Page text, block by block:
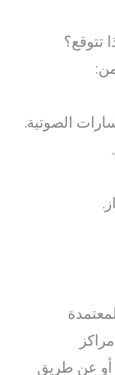
تتوقع؟
الصوتية.
أو عن طريق